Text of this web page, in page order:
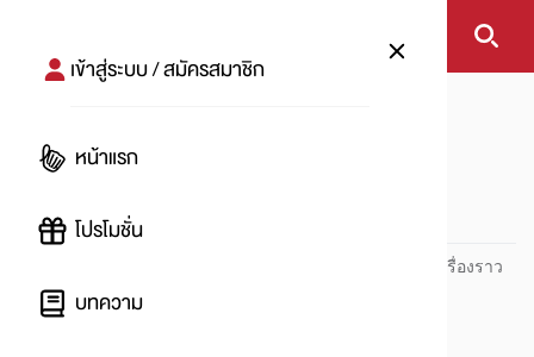
เข้าสู่ระบบ / สมัครสมาชิก
หน้าแรก
โปรโมชั่น
บทความ
#
ปันโปร PUNPRO ที่ 1 ด้านโปรโมชัน อัปเดตและติดตามทุกเรื่องราว
โปรโมชัน